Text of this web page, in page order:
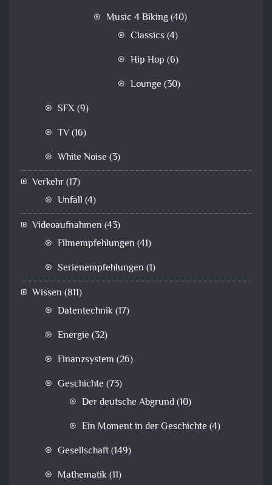
Music 4 Biking(40)
Classics(4)
Hip Hop (6)
Lounge (30)
SFX(9)
TV(16)
White Noise (3)
Verkehr(17)
Unfall (4)
Videoaufnahmen (43)
Filmempfehlungen (41)
Serienempfehlungen (1)
Wissen (811)
Datentechnik(17)
Energie (32)
Finanzsystem (26)
Geschichte (73)
Der deutsche Abgrund(10)
Ein Moment in der Geschichte (4)
Gesellschaft(149)
Mathematik(11)